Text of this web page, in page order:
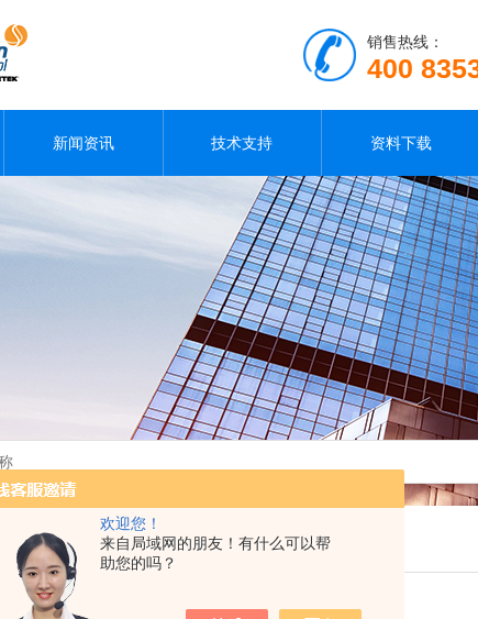
欢迎您！
来自局域网的朋友！有什么可以帮
助您的吗？
销售热线：
400
新闻资讯 技术支持 资料下载